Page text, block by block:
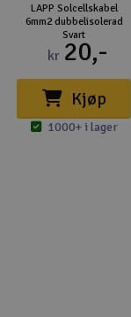
LAPP Solcellskabel
6mm2 dubbelisolerad
Svart
kr 20,-
Kjøp
1000+ i lager